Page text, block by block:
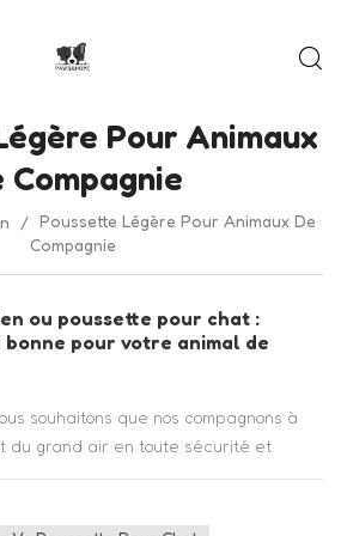
Pour Animaux
Compagnie
/ Poussette Légère Pour Animaux De
Compagnie
ou poussette pour chat :
pour votre animal de
souhaitons que nos compagnons à
du grand air en toute sécurité et
ayez un chien énergique qui a
de longues promenades ou un
de prendre l'air, une poussette pour